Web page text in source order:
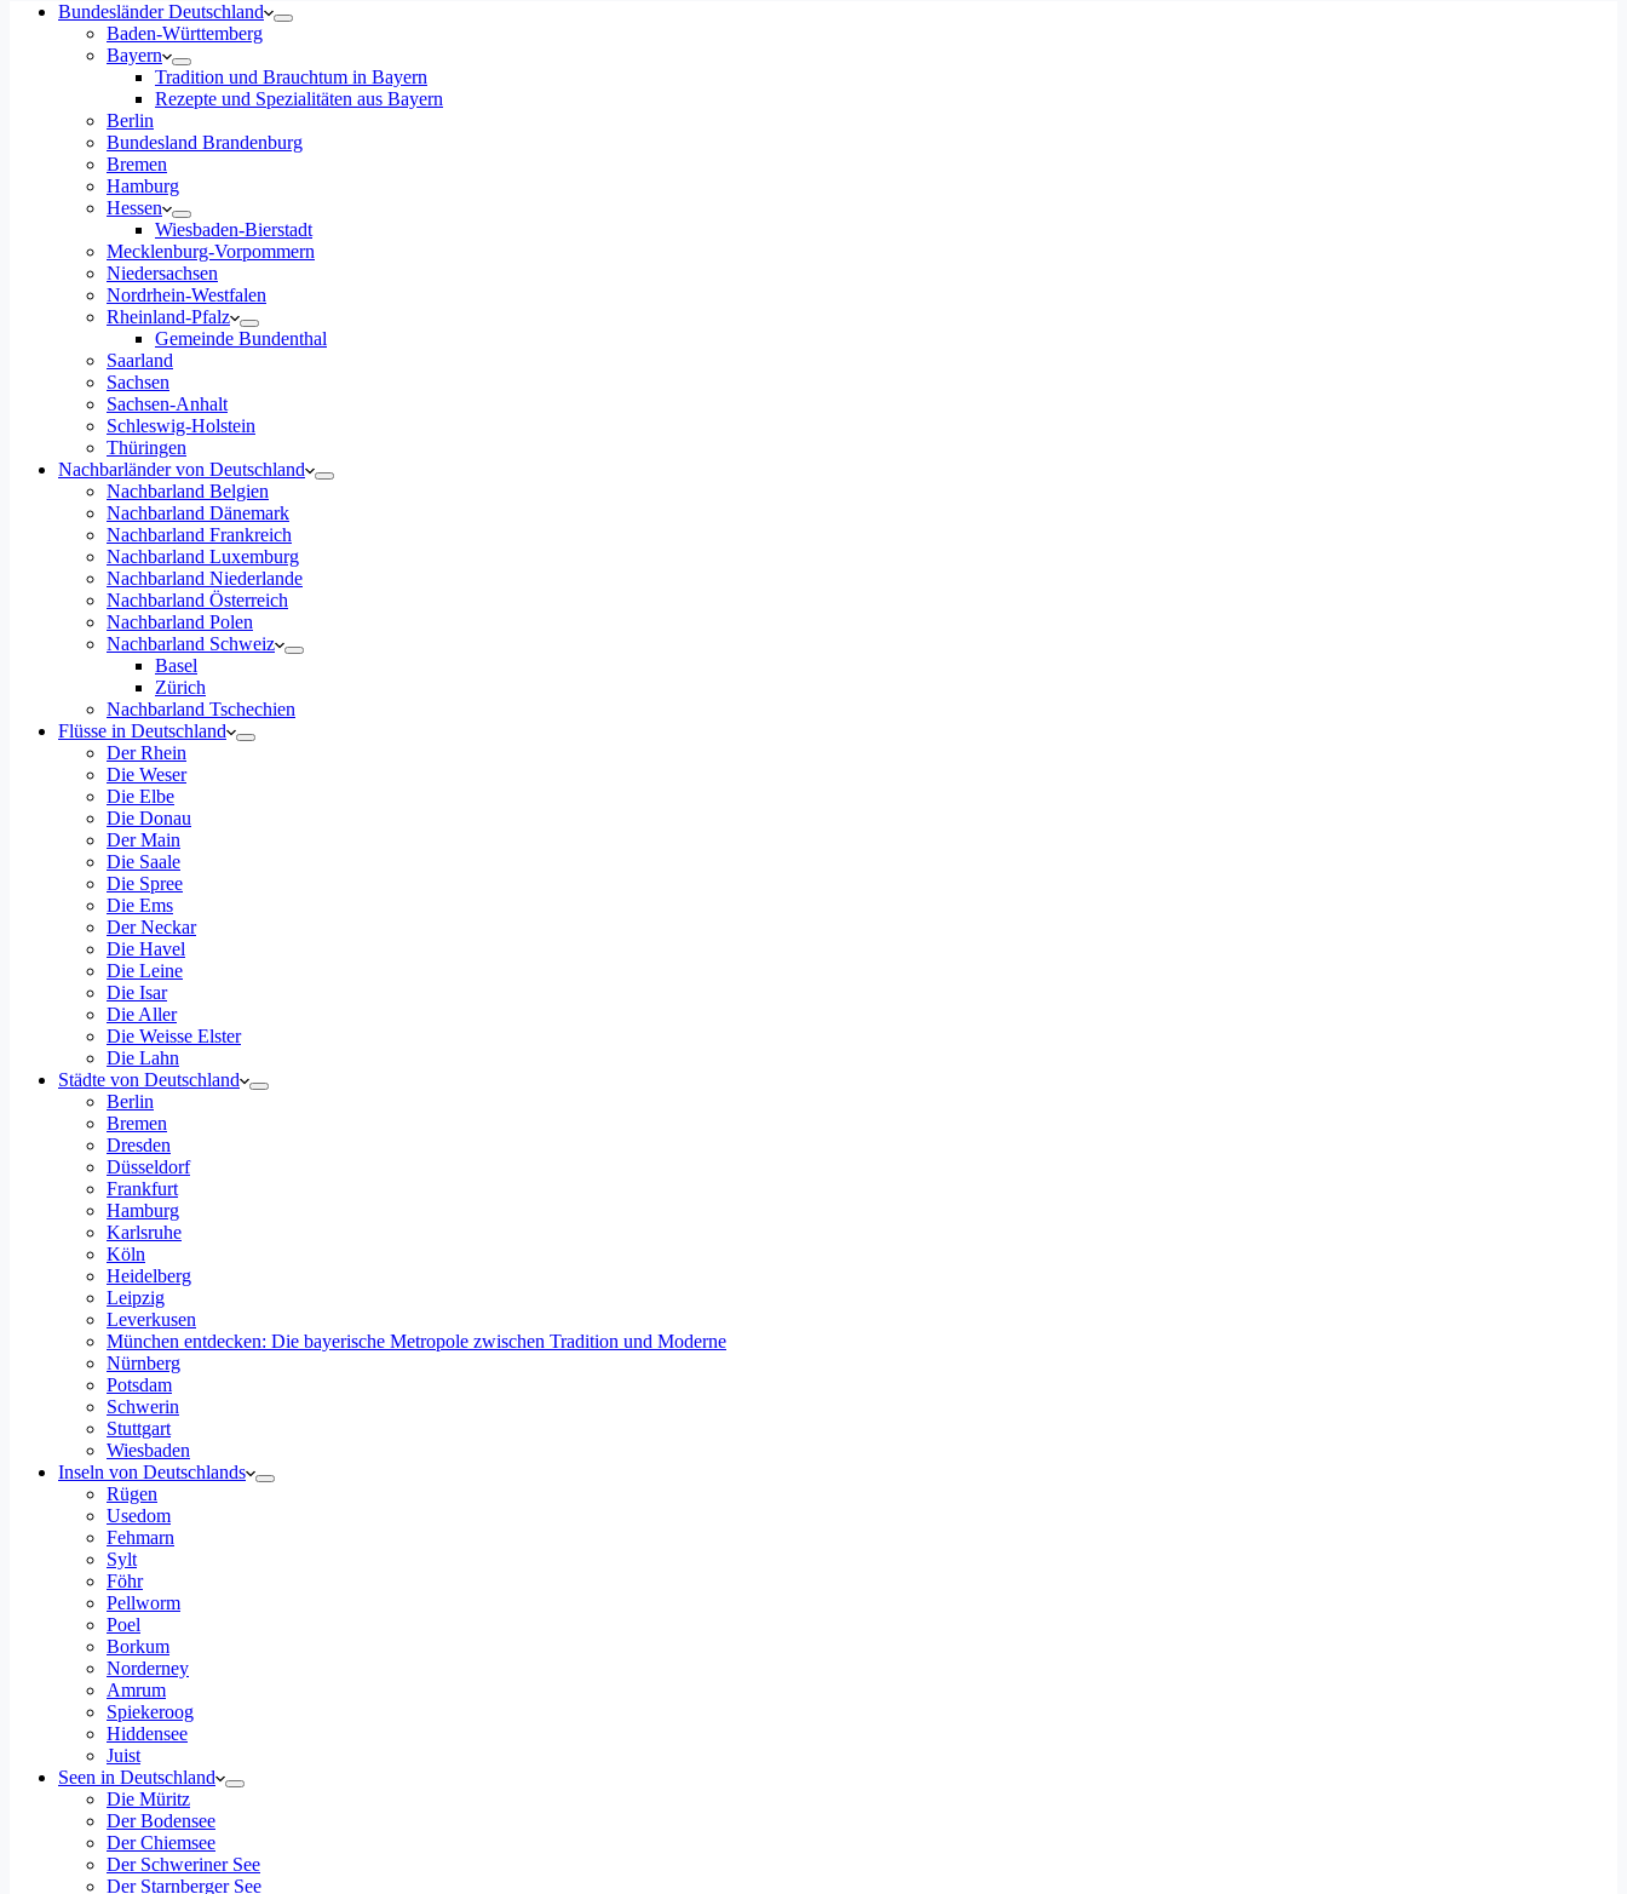
Bundesländer Deutschland
Baden-Württemberg
Bayern
Tradition und Brauchtum in Bayern
Rezepte und Spezialitäten aus Bayern
Berlin
Bundesland Brandenburg
Bremen
Hamburg
Hessen
Wiesbaden-Bierstadt
Mecklenburg-Vorpommern
Niedersachsen
Nordrhein-Westfalen
Rheinland-Pfalz
Gemeinde Bundenthal
Saarland
Sachsen
Sachsen-Anhalt
Schleswig-Holstein
Thüringen
Nachbarländer von Deutschland
Nachbarland Belgien
Nachbarland Dänemark
Nachbarland Frankreich
Nachbarland Luxemburg
Nachbarland Niederlande
Nachbarland Österreich
Nachbarland Polen
Nachbarland Schweiz
Basel
Zürich
Nachbarland Tschechien
Flüsse in Deutschland
Der Rhein
Die Weser
Die Elbe
Die Donau
Der Main
Die Saale
Die Spree
Die Ems
Der Neckar
Die Havel
Die Leine
Die Isar
Die Aller
Die Weisse Elster
Die Lahn
Städte von Deutschland
Berlin
Bremen
Dresden
Düsseldorf
Frankfurt
Hamburg
Karlsruhe
Köln
Heidelberg
Leipzig
Leverkusen
München entdecken: Die bayerische Metropole zwischen Tradition und Moderne
Nürnberg
Potsdam
Schwerin
Stuttgart
Wiesbaden
Inseln von Deutschlands
Rügen
Usedom
Fehmarn
Sylt
Föhr
Pellworm
Poel
Borkum
Norderney
Amrum
Spiekeroog
Hiddensee
Juist
Seen in Deutschland
Die Müritz
Der Bodensee
Der Chiemsee
Der Schweriner See
Der Starnberger See